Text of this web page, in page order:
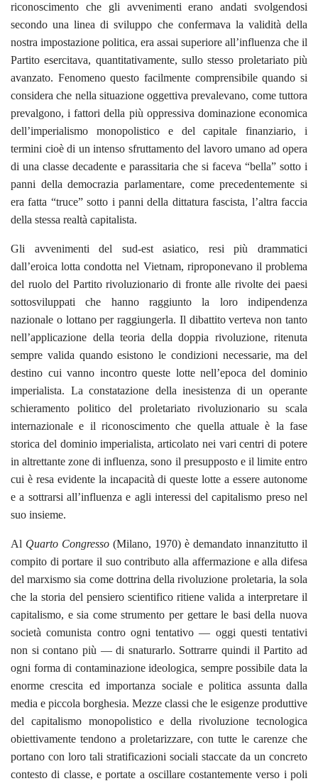
riconoscimento che gli avvenimenti erano andati svolgendosi
secondo una linea di sviluppo che confermava la validità della
nostra impostazione politica, era assai superiore all’influenza che il
Partito esercitava, quantitativamente, sullo stesso proletariato più
avanzato. Fenomeno questo facilmente comprensibile quando si
considera che nella situazione oggettiva prevalevano, come tuttora
prevalgono, i fattori della più oppressiva dominazione economica
dell’imperialismo monopolistico e del capitale finanziario, i
termini cioè di un intenso sfruttamento del lavoro umano ad opera
di una classe decadente e parassitaria che si faceva “bella” sotto i
panni della democrazia parlamentare, come precedentemente si
era fatta “truce” sotto i panni della dittatura fascista, l’altra faccia
della stessa realtà capitalista.
Gli avvenimenti del sud-est asiatico, resi più drammatici
dall’eroica lotta condotta nel Vietnam, riproponevano il problema
del ruolo del Partito rivoluzionario di fronte alle rivolte dei paesi
sottosviluppati che hanno raggiunto la loro indipendenza
nazionale o lottano per raggiungerla. Il dibattito verteva non tanto
nell’applicazione della teoria della doppia rivoluzione, ritenuta
sempre valida quando esistono le condizioni necessarie, ma del
destino cui vanno incontro queste lotte nell’epoca del dominio
imperialista. La constatazione della inesistenza di un operante
schieramento politico del proletariato rivoluzionario su scala
internazionale e il riconoscimento che quella attuale è la fase
storica del dominio imperialista, articolato nei vari centri di potere
in altrettante zone di influenza, sono il presupposto e il limite entro
cui è resa evidente la incapacità di queste lotte a essere autonome
e a sottrarsi all’influenza e agli interessi del capitalismo preso nel
suo insieme.
Al Quarto Congresso (Milano, 1970) è demandato innanzitutto il
compito di portare il suo contributo alla affermazione e alla difesa
del marxismo sia come dottrina della rivoluzione proletaria, la sola
che la storia del pensiero scientifico ritiene valida a interpretare il
capitalismo, e sia come strumento per gettare le basi della nuova
società comunista contro ogni tentativo — oggi questi tentativi
non si contano più — di snaturarlo. Sottrarre quindi il Partito ad
ogni forma di contaminazione ideologica, sempre possibile data la
enorme crescita ed importanza sociale e politica assunta dalla
media e piccola borghesia. Mezze classi che le esigenze produttive
del capitalismo monopolistico e della rivoluzione tecnologica
obiettivamente tendono a proletarizzare, con tutte le carenze che
portano con loro tali stratificazioni sociali staccate da un concreto
contesto di classe, e portate a oscillare costantemente verso i poli